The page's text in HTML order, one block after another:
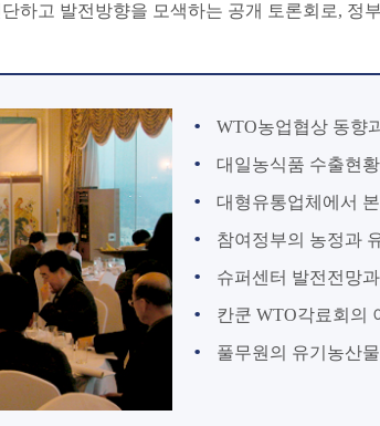
하고 발전방향을 모색하는 공개 토론회로, 정
WTO농업협상 동향
대일농식품 수출현
대형유통업체에서
참여정부의 농정과
슈퍼센터 발전전망
칸쿤 WTO각료회의
풀무원의 유기농산